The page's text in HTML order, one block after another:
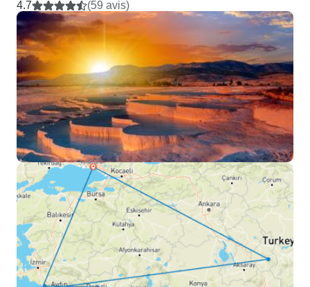
4.7 (59 avis)